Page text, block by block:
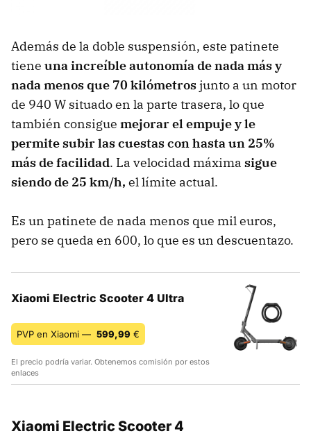
Además de la doble suspensión, este patinete
tiene una increíble autonomía de nada más y
nada menos que 70 kilómetrosjunto a un motor
de 940 W situado en la parte trasera, lo que
también consigue mejorar el empuje y le
permite subir las cuestas con hasta un 25%
más de facilidad. La velocidad máxima sigue
siendo de 25 km/h, el límite actual.
Es un patinete de nada menos que mil euros,
pero se queda en 600, lo que es un descuentazo.
Xiaomi Electric Scooter 4 Ultra
PVP en Xiaomi — 599,99 €
El precio podría variar. Obtenemos comisión por estos
enlaces
Xiaomi Electric Scooter 4